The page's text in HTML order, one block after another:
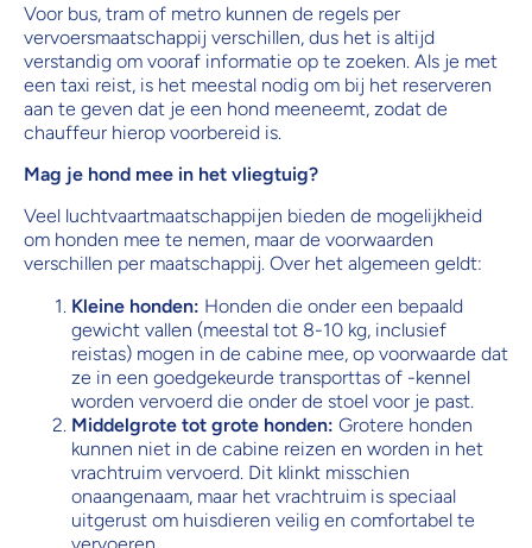
Voor bus, tram of metro kunnen de regels per
vervoersmaatschappij verschillen, dus het is altijd
verstandig om vooraf informatie op te zoeken. Als je met
een taxi reist, is het meestal nodig om bij het reserveren
aan te geven dat je een hond meeneemt, zodat de
chauffeur hierop voorbereid is.
Mag je hond mee in het vliegtuig?
Veel luchtvaartmaatschappijen bieden de mogelijkheid
om honden mee te nemen, maar de voorwaarden
verschillen per maatschappij. Over het algemeen geldt:
Kleine honden: Honden die onder een bepaald
gewicht vallen (meestal tot 8-10 kg, inclusief
reistas) mogen in de cabine mee, op voorwaarde dat
ze in een goedgekeurde transporttas of -kennel
worden vervoerd die onder de stoel voor je past.
Middelgrote tot grote honden: Grotere honden
kunnen niet in de cabine reizen en worden in het
vrachtruim vervoerd. Dit klinkt misschien
onaangenaam, maar het vrachtruim is speciaal
uitgerust om huisdieren veilig en comfortabel te